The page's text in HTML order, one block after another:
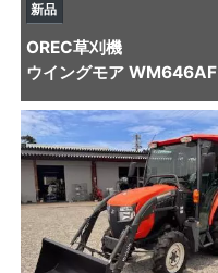
新品
OREC草刈機
ウイングモア WM646AF